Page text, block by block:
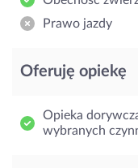
Prawo jazdy
Oferuję opiekę
Opieka
wybranych